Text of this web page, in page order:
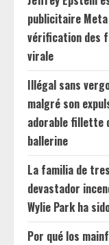
publicitaire Meta
vérification des
virale
Illégal sans
malgré son
adorable fillette
ballerine
La familia de
devastador
Wylie Park ha
Por qué los